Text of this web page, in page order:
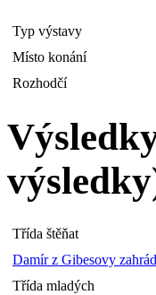
Typ výstavy
Místo konání
Rozhodčí
Třída štěňat
Damír z Gibesovy
Třída mladých